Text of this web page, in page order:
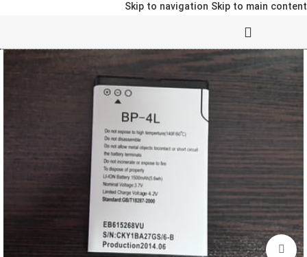
Skip to navigation Skip to main content
برای بزرگنمایی کلیک کنید